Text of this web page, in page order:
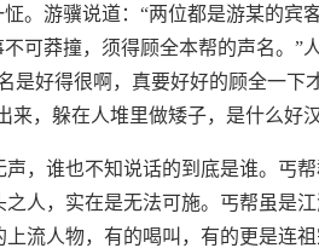
。游骥说道：“两位都是游某的宾
可莽撞，须得顾全本帮的声名。”
是好得很啊，真要好好的顾全一下
来，躲在人堆里做矮子，是什么好
，谁也不知说话的到底是谁。丐
人，实在是无法可施。丐帮虽是
流人物，有的喝叫，有的更是连